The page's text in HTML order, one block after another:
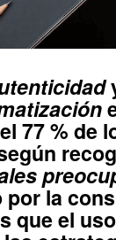
77 % de
por la
que el